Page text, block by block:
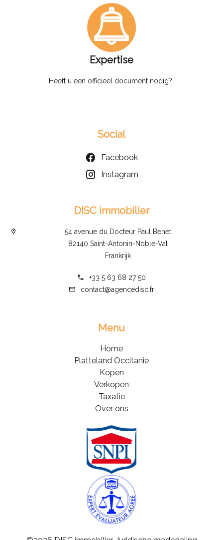
Expertise
Heeft u een officieel document nodig?
Social
Facebook
Instagram
DISC immobilier
54 avenue du Docteur Paul Benet
82140 Saint-Antonin-Noble-Val
Frankrijk
+33 5 63 68 27 50
contact@agencedisc.fr
Menu
Home
Platteland Occitanie
Kopen
Verkopen
Taxatie
Over ons